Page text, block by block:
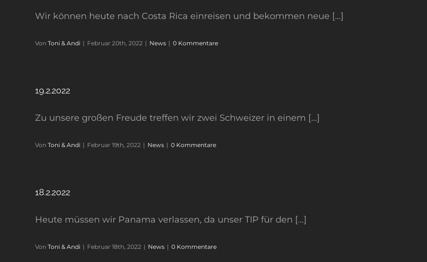
Wir können heute nach Costa Rica einreisen und bekommen neue [...]
Von Toni & Andi | Februar 20th, 2022 | News | 0 Kommentare
19.2.2022
Zu unsere großen Freude treffen wir zwei Schweizer in einem [...]
Von Toni & Andi | Februar 19th, 2022 | News | 0 Kommentare
18.2.2022
Heute müssen wir Panama verlassen, da unser TIP für den [...]
Von Toni & Andi | Februar 18th, 2022 | News | 0 Kommentare